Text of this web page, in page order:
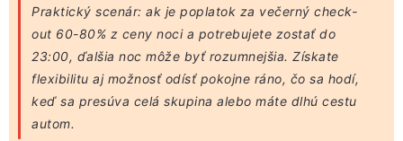
Praktický scenár: ak je poplatok za večerný check-
out 60-80% z ceny noci a potrebujete zostať do
23:00, ďalšia noc môže byť rozumnejšia. Získate
flexibilitu aj možnosť odísť pokojne ráno, čo sa hodí,
keď sa presúva celá skupina alebo máte dlhú cestu
autom.